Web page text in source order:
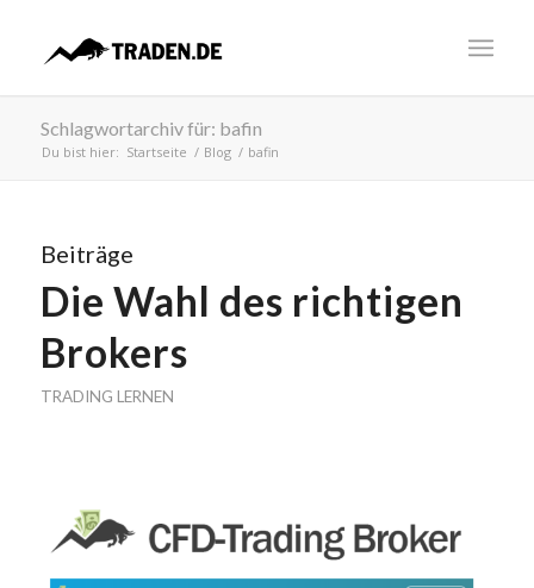
Schlagwortarchiv für: bafin
Du bist hier: Startseite / Blog / bafin
Beiträge
Die Wahl des richtigen
Brokers
TRADING LERNEN